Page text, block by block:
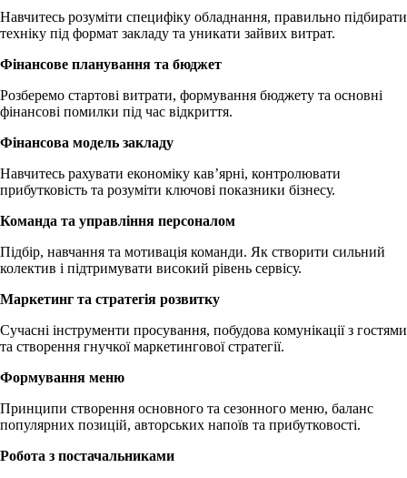
Навчитесь розуміти специфіку обладнання, правильно підбирати
техніку під формат закладу та уникати зайвих витрат.
Фінансове планування та бюджет
Розберемо стартові витрати, формування бюджету та основні
фінансові помилки під час відкриття.
Фінансова модель закладу
Навчитесь рахувати економіку кав’ярні, контролювати
прибутковість та розуміти ключові показники бізнесу.
Команда та управління персоналом
Підбір, навчання та мотивація команди. Як створити сильний
колектив і підтримувати високий рівень сервісу.
Маркетинг та стратегія розвитку
Сучасні інструменти просування, побудова комунікації з гостями
та створення гнучкої маркетингової стратегії.
Формування меню
Принципи створення основного та сезонного меню, баланс
популярних позицій, авторських напоїв та прибутковості.
Робота з постачальниками